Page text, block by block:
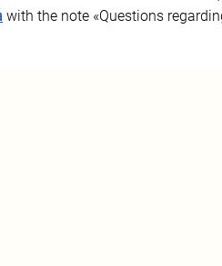
with the note «Questions